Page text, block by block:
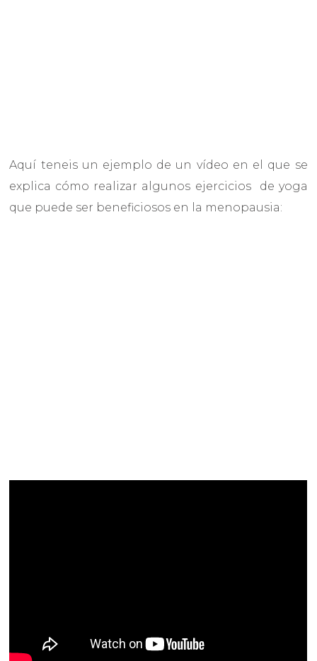
Aquí teneis un ejemplo de un vídeo en el que se
explica cómo realizar algunos ejercicios de yoga
que puede ser beneficiosos en la menopausia: